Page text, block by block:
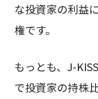
な投資家の利益
権です。
もっとも、J-
で投資家の持株